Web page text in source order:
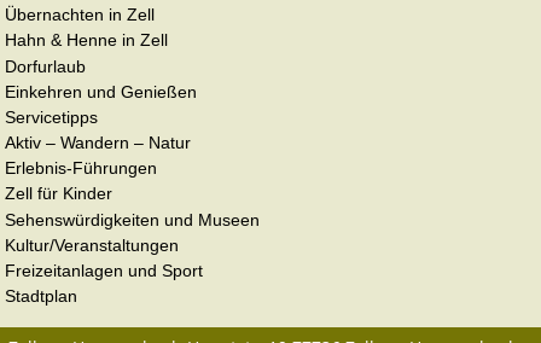
Übernachten in Zell
Hahn & Henne in Zell
Dorfurlaub
Einkehren und Genießen
Servicetipps
Aktiv – Wandern – Natur
Erlebnis-Führungen
Zell für Kinder
Sehenswürdigkeiten und Museen
Kultur/Veranstaltungen
Freizeitanlagen und Sport
Stadtplan